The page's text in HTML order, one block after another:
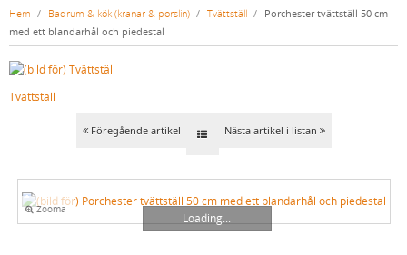
HEM
NYA PRODUKTER
LINOLJEFÄRG & SLAMFÄRG MED MERA
LINOLJEFÄRGER
VITA KULÖRER
RÖDA KULÖRER
MATTA LINOLJEFÄRGER
KONSTNÄRSFÄRGER
VITT
LACK, LASYRER, FERNISSOR & OLJOR
KLASSISKA KLÄDER
RESISTANT WORK WEAR
VÄSTAR
BYXOR
BADRUM & KÖK (KRANAR & PORSLIN)
TVÄTTSTÄLLSBLANDARE
BADKARSBLANDARE
Hem / Badrum & kök (kranar & porslin) / Tvättställ / Porchester tvättställ 50 cm
med ett blandarhål och piedestal
Tvättställ
Föregående artikel Nästa artikel i listan
Loading...
Zooma